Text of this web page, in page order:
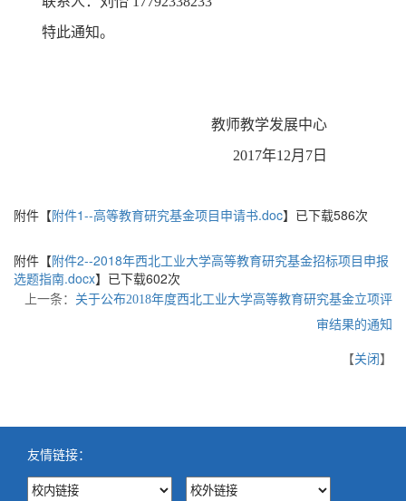
特此通知。
教师教学发展中心
2017年12月 7 日
附件【附件1--高等教育研究基金项目申请书.doc】已下载586次
附件【附件2--2018年西北工业大学高等教育研究基金招标项目申报
选题指南.docx】已下载602次
上一条： 关于公布2018年度西北工业大学高等教育研究基金立项评
审结果的通知
【关闭】
友情链接：